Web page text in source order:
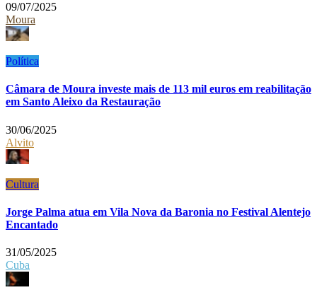
09/07/2025
Moura
Política
Câmara de Moura investe mais de 113 mil euros em reabilitação
em Santo Aleixo da Restauração
30/06/2025
Alvito
Cultura
Jorge Palma atua em Vila Nova da Baronia no Festival Alentejo
Encantado
31/05/2025
Cuba